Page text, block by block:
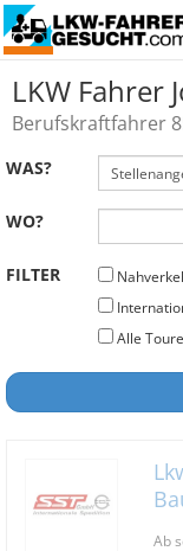
LKW Fahrer
Berufskraftfahrer
WAS?
WO?
FILTER
Alle
Ab